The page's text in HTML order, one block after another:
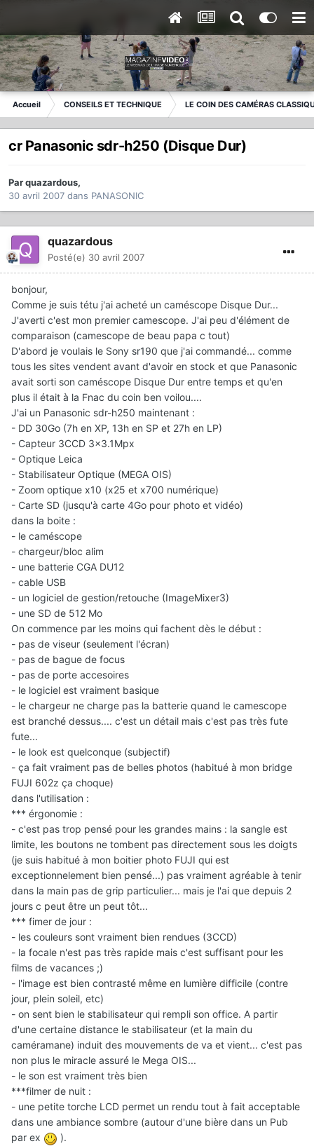
Accueil CONSEILS ET TECHNIQUE LE COIN DES CAMÉRAS
cr Panasonic sdr-h250 (Disque Dur)
Parquazardous,
30 avril 2007 dans PANASONIC
quazardous
Posté(e) 30 avril 2007
bonjour,
Comme je suis tétu j'ai acheté un caméscope Disque Dur...
J'averti c'est mon premier camescope. J'ai peu d'élément de
comparaison (camescope de beau papa c tout)
D'abord je voulais le Sony sr190 que j'ai commandé... comme
tous les sites vendent avant d'avoir en stock et que Panasonic
avait sorti son caméscope Disque Dur entre temps et qu'en
plus il était à la Fnac du coin ben voilou....
J'ai un Panasonic sdr-h250 maintenant :
- DD 30Go (7h en XP, 13h en SP et 27h en LP)
- Capteur 3CCD 3x3.1Mpx
- Optique Leica
- Stabilisateur Optique (MEGA OIS)
- Zoom optique x10 (x25 et x700 numérique)
- Carte SD (jusqu'à carte 4Go pour photo et vidéo)
dans la boite :
- le caméscope
- chargeur/bloc alim
- une batterie CGA DU12
- cable USB
- un logiciel de gestion/retouche (ImageMixer3)
- une SD de 512 Mo
On commence par les moins qui fachent dès le début :
- pas de viseur (seulement l'écran)
- pas de bague de focus
- pas de porte accesoires
- le logiciel est vraiment basique
- le chargeur ne charge pas la batterie quand le camescope
est branché dessus.... c'est un détail mais c'est pas très fute
fute...
- le look est quelconque (subjectif)
- ça fait vraiment pas de belles photos (habitué à mon bridge
FUJI 602z ça choque)
dans l'utilisation :
*** érgonomie :
- c'est pas trop pensé pour les grandes mains : la sangle est
limite, les boutons ne tombent pas directement sous les doigts
(je suis habitué à mon boitier photo FUJI qui est
exceptionnelement bien pensé...) pas vraiment agréable à tenir
dans la main pas de grip particulier... mais je l'ai que depuis 2
jours c peut être un peut tôt...
*** fimer de jour :
- les couleurs sont vraiment bien rendues (3CCD)
- la focale n'est pas très rapide mais c'est suffisant pour les
films de vacances ;)
- l'image est bien contrasté même en lumière difficile (contre
jour, plein soleil, etc)
- on sent bien le stabilisateur qui rempli son office. A partir
d'une certaine distance le stabilisateur (et la main du
caméramane) induit des mouvements de va et vient... c'est pas
non plus le miracle assuré le Mega OIS...
- le son est vraiment très bien
***filmer de nuit :
- une petite torche LCD permet un rendu tout à fait acceptable
dans une ambiance sombre (autour d'une bière dans un Pub
par ex
).